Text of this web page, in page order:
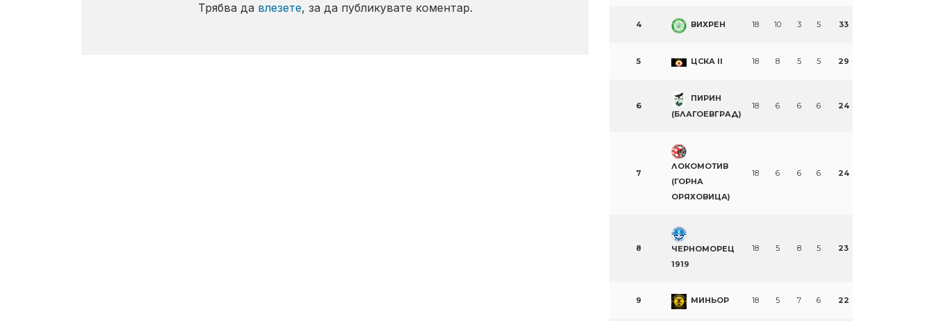
Трябва да влезете, за да публикувате коментар.
4 ВИХРЕН 18 10 3 5 33
5 ЦСКА II 18 8 5 5 29
6
ПИРИН
(БЛАГОЕВГРАД)
18 6 6 6 24
7
ЛОКОМОТИВ
(ГОРНА
ОРЯХОВИЦА)
18 6 6 6 24
8
ЧЕРНОМОРЕЦ
1919
18 5 8 5 23
9 МИНЬОР 18 5 7 6 22